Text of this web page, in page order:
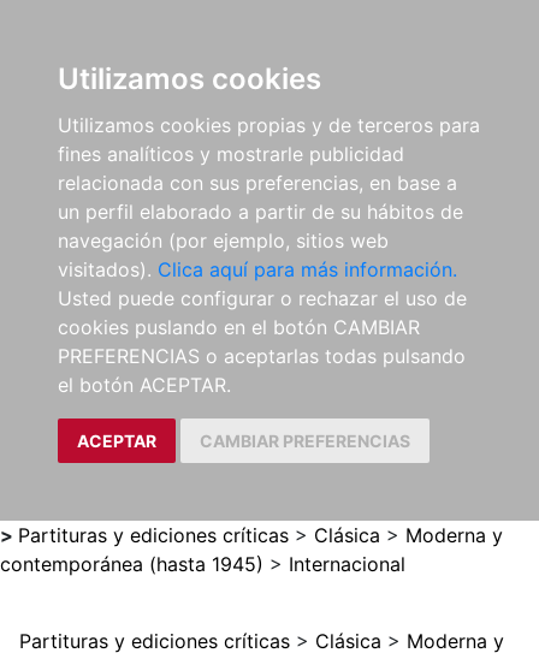
Utilizamos cookies
Utilizamos cookies propias y de terceros para
fines analíticos y mostrarle publicidad
relacionada con sus preferencias, en base a
un perfil elaborado a partir de su hábitos de
navegación (por ejemplo, sitios web
visitados). Clica aquí para más información.
Usted puede configurar o rechazar el uso de
cookies puslando en el botón CAMBIAR
PREFERENCIAS o aceptarlas todas pulsando
el botón ACEPTAR.
ACEPTAR CAMBIAR PREFERENCIAS
> Partituras y ediciones críticas > Clásica > Moderna y
contemporánea (hasta 1945) > Internacional
Partituras y ediciones críticas > Clásica > Moderna y